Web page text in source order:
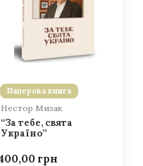
Паперова книга
Нестор Мизак
“За тебе, свята
Україно”